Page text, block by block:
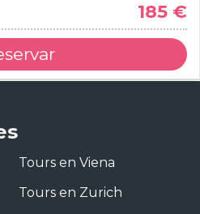
185 €
Tours en Viena
Tours en Zurich